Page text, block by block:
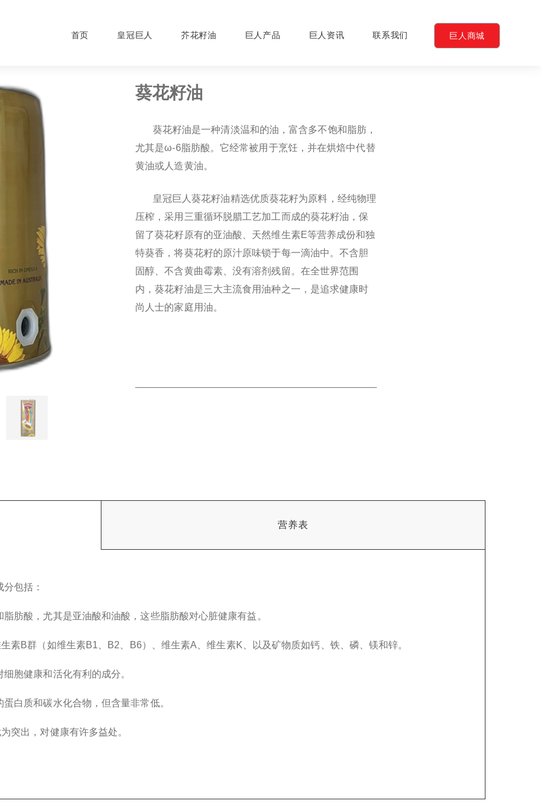
首页 皇冠巨人 芥花籽油 巨人产品 巨人资讯 联系我们 巨人商城
葵花籽油
葵花籽油是一种清淡温和的油，富含多不饱和脂肪，
尤其是ω-6脂肪酸。它经常被用于烹饪，并在烘焙中代替
黄油或人造黄油。
皇冠巨人葵花籽油精选优质葵花籽为原料，经纯物理
压榨，采用三重循环脱腊工艺加工而成的葵花籽油，保
留了葵花籽原有的亚油酸、天然维生素E等营养成份和独
特葵香，将葵花籽的原汁原味锁于每一滴油中。不含胆
固醇、不含黄曲霉素、没有溶剂残留。在全世界范围
内，葵花籽油是三大主流食用油种之一，是追求健康时
尚人士的家庭用油。
营养表
包括：
肪酸，尤其是亚油酸和油酸，这些脂肪酸对心脏健康有益。
素B群（如维生素B1、B2、B6）、维生素A、维生素K、以及矿物质如钙、铁、磷、镁和锌。
胞健康和活化有利的成分。
白质和碳水化合物，但含量非常低。
突出，对健康有许多益处。